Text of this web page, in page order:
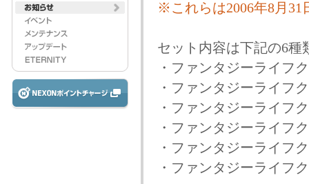
※これらは2006年8月31
セット内容は下記の6種
・ファンタジーライフ
・ファンタジーライフ
・ファンタジーライフ
・ファンタジーライフ
・ファンタジーライフ
・ファンタジーライフ